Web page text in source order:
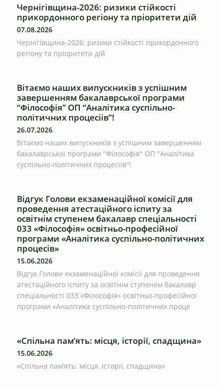
Чернігівщина-2026: ризики стійкості
прикордонного регіону та пріоритети дій
07.08.2026
Чернігівщина-2026: ризики стійкості прикордонного
регіону та пріоритети дій
Вітаємо наших випускників з успішним
завершенням бакалаврської програми
“Філософія” ОП “Аналітика суспільно-
політичних процесіів”!
26.07.2026
Вітаємо наших випускників з успішним завершенням
бакалаврської програми "Філософія" ОП "Аналітика
суспільно-політичних процесіів"!
Відгук Голови екзаменаційної комісії для
проведення атестаційного іспиту за
освітнім ступенем бакалавр спеціальності
033 «Філософія» освітньо-професійної
програми «Аналітика суспільно-політичних
процесів»
15.06.2026
Відгук Голови екзаменаційної комісії для проведення
атестаційного іспиту за освітнім ступенем бакалавр
спеціальності 033 «Філософія» освітньо-професійної
програми «Аналітика суспільно-політичних проце
«Спільна пам’ять: місця, історії, спадщина»
15.06.2026
«Спільна пам’ять: місця, історії, спадщина»